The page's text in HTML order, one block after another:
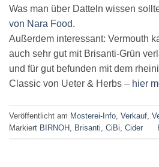
Was man über Datteln wissen
von Nara Food.
Außerdem interessant: Vermouth
auch sehr gut mit Brisanti-Grün
und für gut befunden mit dem
Classic von Ueter & Herbs – hier
Veröffentlicht am Mosterei-Info Verkauf,
Markiert BIRNOH Brisanti CiBi Cider